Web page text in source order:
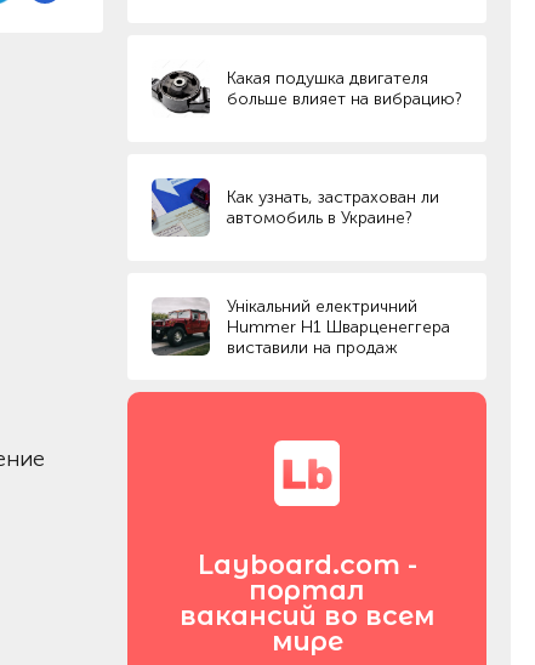
Какая подушка двигателя
больше влияет на вибрацию?
Как узнать, застрахован ли
автомобиль в Украине?
Унікальний електричний
Hummer H1 Шварценеггера
виставили на продаж
Layboard.com -
портал
вакансий во всем
мире